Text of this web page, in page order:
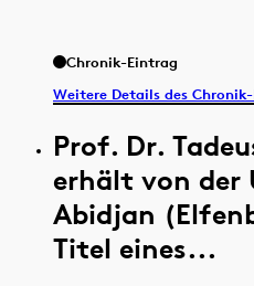
Chronik-Eintrag
Weitere Details des
Prof. Dr.
erhält von der
Abidjan
Titel eines...